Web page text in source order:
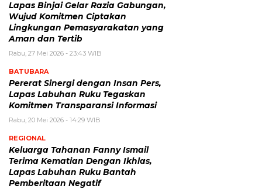
Lapas Binjai Gelar Razia Gabungan,
Wujud Komitmen Ciptakan
Lingkungan Pemasyarakatan yang
Aman dan Tertib
Rabu, 27 Mei 2026 - 23:43 WIB
BATUBARA
Pererat Sinergi dengan Insan Pers,
Lapas Labuhan Ruku Tegaskan
Komitmen Transparansi Informasi
Rabu, 20 Mei 2026 - 14:29 WIB
REGIONAL
Keluarga Tahanan Fanny Ismail
Terima Kematian Dengan Ikhlas,
Lapas Labuhan Ruku Bantah
Pemberitaan Negatif